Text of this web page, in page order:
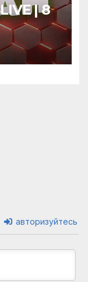
| 8
авторизуйтесь